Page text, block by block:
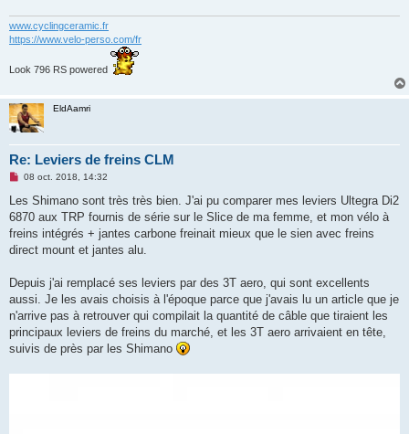
n
n
u
www.cyclingceramic.fr
https://www.velo-perso.com/fr
Look 796 RS powered
EldAamri
Re: Leviers de freins CLM
M
s
a
g
n
l
u
08 oct. 2018, 14:32
Les Shimano sont très très bien. J'ai pu comparer mes leviers Ultegra Di2
6870 aux TRP fournis de série sur le Slice de ma femme, et mon vélo à
freins intégrés + jantes carbone freinait mieux que le sien avec freins
direct mount et jantes alu.
Depuis j'ai remplacé ses leviers par des 3T aero, qui sont excellents
aussi. Je les avais choisis à l'époque parce que j'avais lu un article que je
n'arrive pas à retrouver qui compilait la quantité de câble que tiraient les
principaux leviers de freins du marché, et les 3T aero arrivaient en tête,
suivis de près par les Shimano